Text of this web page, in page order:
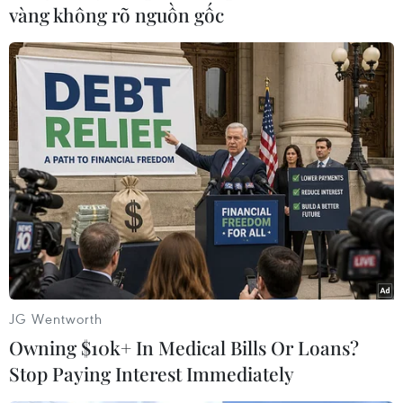
các lệnh trừng phạt cũng như các biện pháp gây
áp lực đối với Triều Tiên cần được duy trì cho
đến khi Bình Nhưỡng có các hành động rõ ràng
về việc phi hạt nhân hóa./.
(TTXVN/Vietnam+)
vàng không rõ nguồn gốc
JG Wentworth
Owning $10k+ In Medical Bills Or Loans?
Stop Paying Interest Immediately